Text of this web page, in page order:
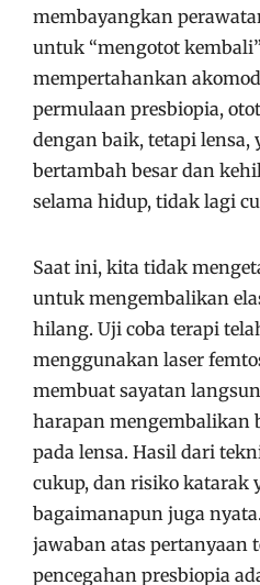
membayangkan
untuk “mengotot
mempertahankan
permulaan presbiopia,
dengan baik, tetapi lensa,
bertambah besar dan
selama hidup, tidak lagi
Saat ini, kita tidak
untuk mengembalikan
hilang. Uji coba terapi
menggunakan laser
membuat sayatan
harapan mengembalikan
pada lensa. Hasil dari
cukup, dan risiko katarak
bagaimanapun juga
jawaban atas
pencegahan presbiopia